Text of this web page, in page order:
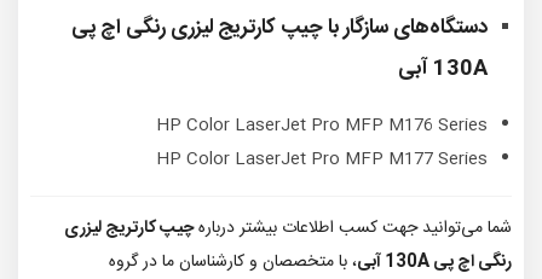
دستگاه‌های سازگار باچیپ کارتریج لیزری رنگی اچ پی
130Aآبی
HP Color LaserJet Pro MFP M176 Series
HP Color LaserJet Pro MFP M177 Series
شما می‌توانید جهت کسب اطلاعات بیشتر دربارهچیپ کارتریج لیزری
رنگی اچ پی 130A آبی
، با متخصصان و کارشناسان ما در گروه